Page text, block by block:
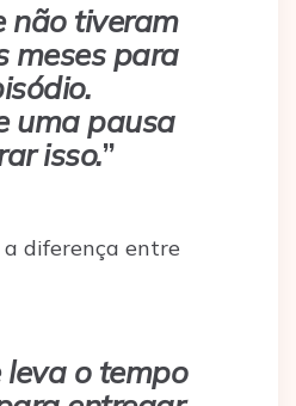
não tiveram
meses para
uma pausa
isso.”
diferença entre
o tempo